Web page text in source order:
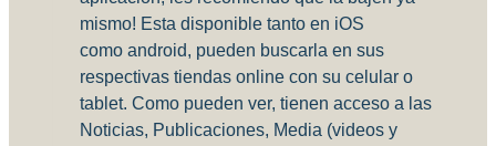
mismo! Esta disponible tanto en iOS
como android, pueden buscarla en sus
respectivas tiendas online con su celular o
tablet. Como pueden ver, tienen acceso a las
Noticias, Publicaciones, Media (videos y